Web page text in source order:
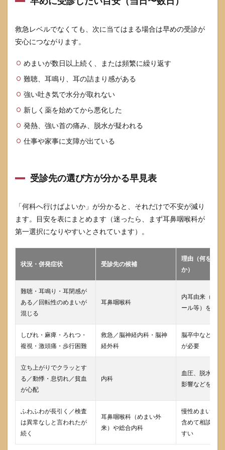
すい
と押
し方
の基
4.1
まず
る標
準手
順
（強
秒
頻
一覧
表
所・
方・
注
意）
4.3
ばん
取り
入れ
やす
い
「手
首2
点」
から
始め
5
救急レベルでなくても、次に当てはまる場合は早めの受診が
安心につながります。
めまいが数日以上続く、または頻繁に繰り返す
難聴、耳鳴り、耳の詰まり感がある
強い吐き気で水分が取れない
新しく薬を始めてから悪化した
発熱、強い首の痛み、脱水が疑われる
仕事や家事に支障が出ている
受診先の選び方が分かる早見表
「何科へ行けばよいか」が分かると、それだけで不安が減り
ます。目安を表にまとめます（迷ったら、まず耳鼻咽喉科が
第一選択になりやすいとされています）。
状況・併発症状 受診先の候補
理由（何を確認
か）
難聴・耳鳴り・耳閉感が
ある／回転性のめまいが
混じる
耳鼻咽喉科
内耳由来（
ール等）を評
しびれ・麻痺・ろれつ・
複視・激頭痛・歩行困難
救急／脳神経内科・脳神
経外科
脳卒中など緊
が必要
立ち上がりでクラッとす
る／動悸・息切れ／貧血
が心配
内科
血圧、脱水、
影響などを確認
ふわふわが長引く／検査
は異常なしと言われたが
続く
耳鼻咽喉科（めまい外
来）や総合内科
慢性めまい（
含めて相談の
すい